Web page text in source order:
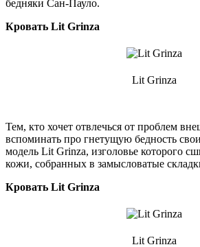
бедняки Сан-Пауло.
Кровать Lit Grinza
Lit Grinza
Тем, кто хочет отвлечься от проблем
вспоминать про гнетущую бедность
модель Lit Grinza, изголовье которого
кожи, собранных в замысловатые
Кровать Lit Grinza
Lit Grinza